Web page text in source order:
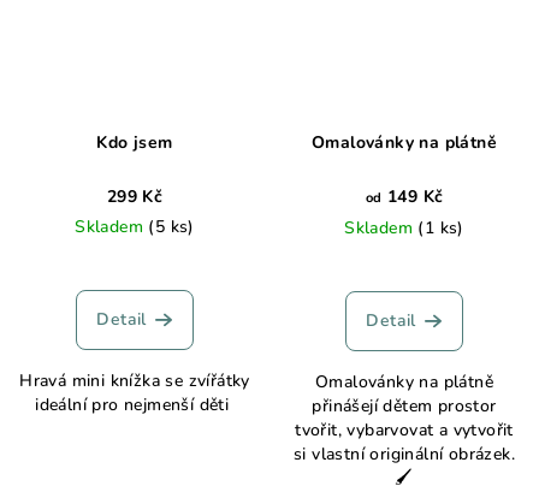
Kdo jsem
299 Kč
Skladem (5 ks)
hodnocení
produktu
z
5
Detail
Hravá mini knížka se zvířátky
ideální pro nejmenší děti
Omalovánky na plátně
od 149 Kč
Skladem (1 ks)
Detail
Omalovánky na plátně
přinášejí dětem prostor
tvořit, vybarvovat a vytvořit
si vlastní originální obrázek.
🖌️